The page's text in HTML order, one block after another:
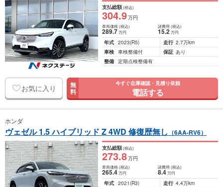
支払総額(税込)
304.9万円
車両価格(税込)
289.7万円
諸費用 (税込)
15.2 万円
年式 2023(R5) 走行 2.7万km
車検 車検整備付 保証 あり
整備 定期点検整備有
お気に入り 無
料
今すぐ在庫確認・見積り依頼
電話する
ホンダ
ヴェゼル 1.5 ハイブリッド Z 4WD 修復歴無し （6AA-RV6）
支払総額(税込)
273.8万円
車両価格(税込)
265.4万円
諸費用 (税込)
8.4 万円
年式 2021(R3) 走行 4.4万km